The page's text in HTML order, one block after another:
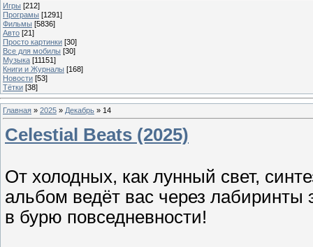
Игры [212]
Програмы [1291]
Фильмы [5836]
Авто [21]
Просто картинки [30]
Все для мобилы [30]
Музыка [11151]
Книги и Журналы [168]
Новости [53]
Тётки [38]
Главная » 2025 » Декабрь » 14
Celestial Beats (2025)
От холодных, как лунный свет,
альбом ведёт вас через лабиринты
в бурю повседневности!